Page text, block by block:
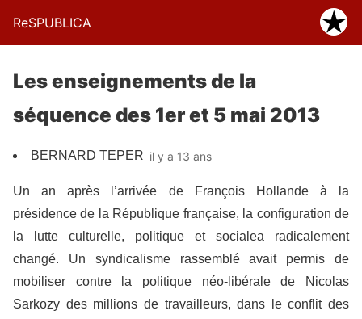
ReSPUBLICA
Les enseignements de la
séquence des 1er et 5 mai 2013
BERNARD TEPER il y a 13 ans
Un an après l’arrivée de François Hollande à la
présidence de la République française, la configuration de
la lutte culturelle, politique et socialea radicalement
changé. Un syndicalisme rassemblé avait permis de
mobiliser contre la politique néo-libérale de Nicolas
Sarkozy des millions de travailleurs, dans le conflit des